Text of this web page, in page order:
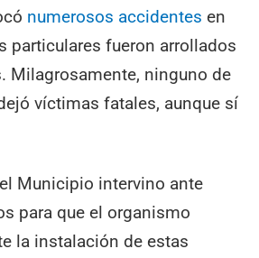
numerosos accidentesen
particulares fueron arrollados
Milagrosamente, ninguno de
víctimas fatales, aunque sí
Municipio intervino ante
para que el organismo
la instalación de estas